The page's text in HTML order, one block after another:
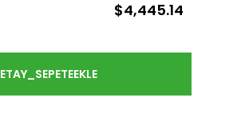
$4,445.14